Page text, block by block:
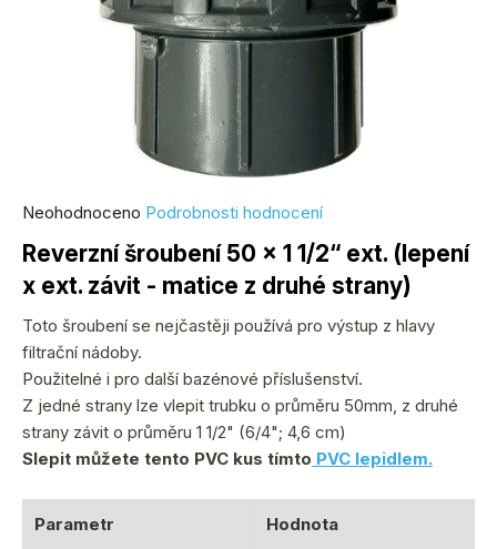
Reverzní šroubení 50 x 1 1/2“ ext. (lepení
x ext. závit - matice z druhé strany)
Průměrné
produktu
je
0,0
z
5
hvězdiček.
Neohodnoceno Podrobnosti hodnocení
Toto šroubení se nejčastěji používá pro výstup z hlavy
filtrační nádoby.
Použitelné i pro další bazénové příslušenství.
Z jedné strany lze vlepit trubku o průměru 50mm, z druhé
strany závit o průměru 1 1/2" (6/4"; 4,6 cm)
Slepit můžete tento PVC kus tímto PVC lepidlem.
Parametr Hodnota